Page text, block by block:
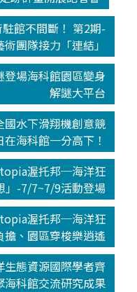
駐館不間斷！ 第2期-
術團隊接力「連結」
登場海科館園區變身
解謎大平台
水下滑翔機創意競
海科館一分高下！
渥托邦─海洋狂
」-7/7~7/9活動登場
渥托邦─海洋狂
擔、園區穿梭樂逍遙
生態資源國際學者齊
海科館交流研究成果